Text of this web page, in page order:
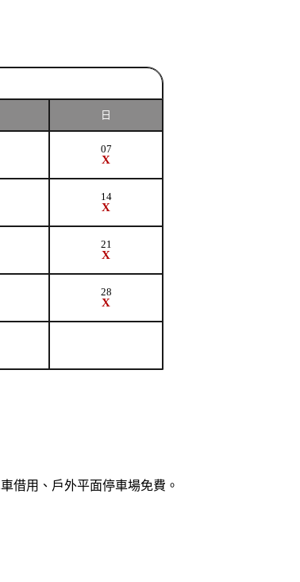
日
07
X
14
X
21
X
28
X
借用、戶外平面停車場免費。